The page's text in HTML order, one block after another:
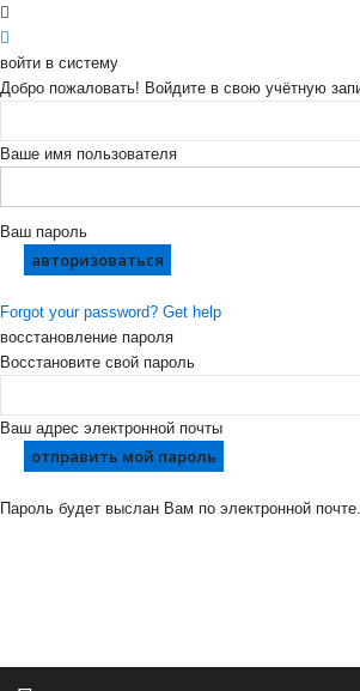
войти в систему
Добро пожаловать! Войдите в свою учётную
Ваше имя пользователя
Ваш пароль
Forgot your password? Get help
восстановление пароля
Восстановите свой пароль
Ваш адрес электронной почты
Пароль будет выслан Вам по электронной почте.
ж